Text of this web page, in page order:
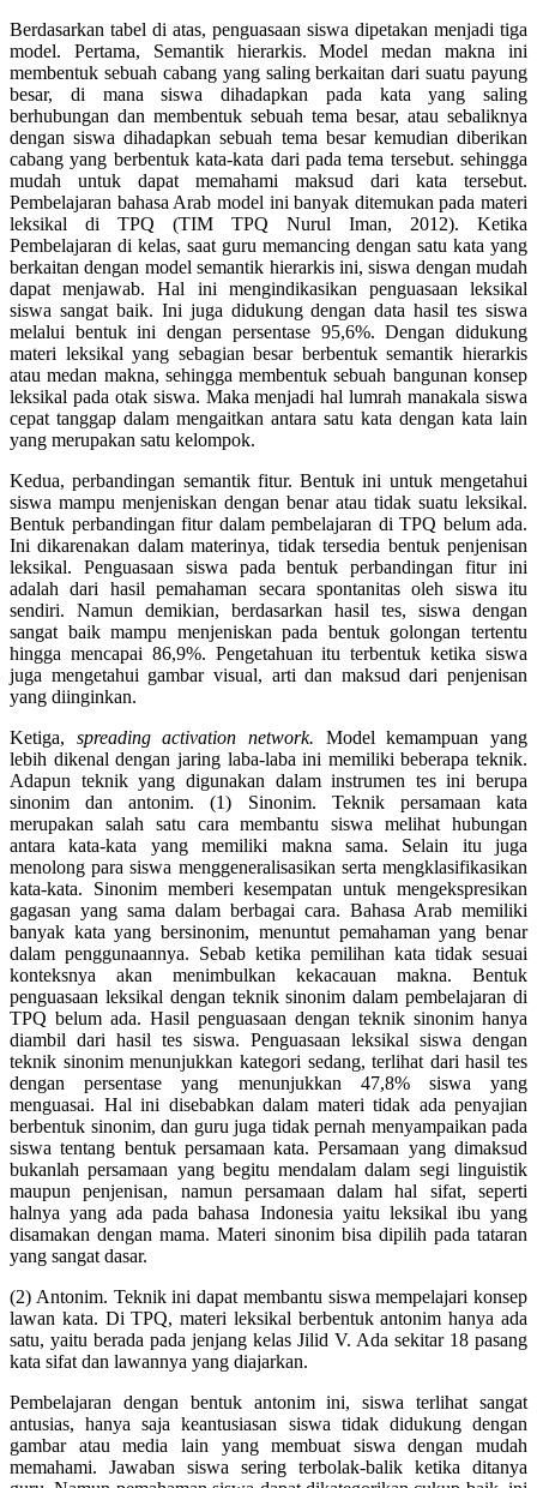
Berdasarkan tabel di atas, penguasaan siswa dipetakan menjadi tiga
model. Pertama, Semantik hierarkis. Model medan makna ini
membentuk sebuah cabang yang saling berkaitan dari suatu payung
besar, di mana siswa dihadapkan pada kata yang saling
berhubungan dan membentuk sebuah tema besar, atau sebaliknya
dengan siswa dihadapkan sebuah tema besar kemudian diberikan
cabang yang berbentuk kata-kata dari pada tema tersebut. sehingga
mudah untuk dapat memahami maksud dari kata tersebut.
Pembelajaran bahasa Arab model ini banyak ditemukan pada materi
leksikal di TPQ (TIM TPQ Nurul Iman, 2012). Ketika
Pembelajaran di kelas, saat guru memancing dengan satu kata yang
berkaitan dengan model semantik hierarkis ini, siswa dengan mudah
dapat menjawab. Hal ini mengindikasikan penguasaan leksikal
siswa sangat baik. Ini juga didukung dengan data hasil tes siswa
melalui bentuk ini dengan persentase 95,6%. Dengan didukung
materi leksikal yang sebagian besar berbentuk semantik hierarkis
atau medan makna, sehingga membentuk sebuah bangunan konsep
leksikal pada otak siswa. Maka menjadi hal lumrah manakala siswa
cepat tanggap dalam mengaitkan antara satu kata dengan kata lain
yang merupakan satu kelompok.
Kedua, perbandingan semantik fitur. Bentuk ini untuk mengetahui
siswa mampu menjeniskan dengan benar atau tidak suatu leksikal.
Bentuk perbandingan fitur dalam pembelajaran di TPQ belum ada.
Ini dikarenakan dalam materinya, tidak tersedia bentuk penjenisan
leksikal. Penguasaan siswa pada bentuk perbandingan fitur ini
adalah dari hasil pemahaman secara spontanitas oleh siswa itu
sendiri. Namun demikian, berdasarkan hasil tes, siswa dengan
sangat baik mampu menjeniskan pada bentuk golongan tertentu
hingga mencapai 86,9%. Pengetahuan itu terbentuk ketika siswa
juga mengetahui gambar visual, arti dan maksud dari penjenisan
yang diinginkan.
Ketiga, spreading activation network. Model kemampuan yang
lebih dikenal dengan jaring laba-laba ini memiliki beberapa teknik.
Adapun teknik yang digunakan dalam instrumen tes ini berupa
sinonim dan antonim. (1) Sinonim. Teknik persamaan kata
merupakan salah satu cara membantu siswa melihat hubungan
antara kata-kata yang memiliki makna sama. Selain itu juga
menolong para siswa menggeneralisasikan serta mengklasifikasikan
kata-kata. Sinonim memberi kesempatan untuk mengekspresikan
gagasan yang sama dalam berbagai cara. Bahasa Arab memiliki
banyak kata yang bersinonim, menuntut pemahaman yang benar
dalam penggunaannya. Sebab ketika pemilihan kata tidak sesuai
konteksnya akan menimbulkan kekacauan makna. Bentuk
penguasaan leksikal dengan teknik sinonim dalam pembelajaran di
TPQ belum ada. Hasil penguasaan dengan teknik sinonim hanya
diambil dari hasil tes siswa. Penguasaan leksikal siswa dengan
teknik sinonim menunjukkan kategori sedang, terlihat dari hasil tes
dengan persentase yang menunjukkan 47,8% siswa yang
menguasai. Hal ini disebabkan dalam materi tidak ada penyajian
berbentuk sinonim, dan guru juga tidak pernah menyampaikan pada
siswa tentang bentuk persamaan kata. Persamaan yang dimaksud
bukanlah persamaan yang begitu mendalam dalam segi linguistik
maupun penjenisan, namun persamaan dalam hal sifat, seperti
halnya yang ada pada bahasa Indonesia yaitu leksikal ibu yang
disamakan dengan mama. Materi sinonim bisa dipilih pada tataran
yang sangat dasar.
(2) Antonim. Teknik ini dapat membantu siswa mempelajari konsep
lawan kata. Di TPQ, materi leksikal berbentuk antonim hanya ada
satu, yaitu berada pada jenjang kelas Jilid V. Ada sekitar 18 pasang
kata sifat dan lawannya yang diajarkan.
Pembelajaran dengan bentuk antonim ini, siswa terlihat sangat
antusias, hanya saja keantusiasan siswa tidak didukung dengan
gambar atau media lain yang membuat siswa dengan mudah
memahami. Jawaban siswa sering terbolak-balik ketika ditanya